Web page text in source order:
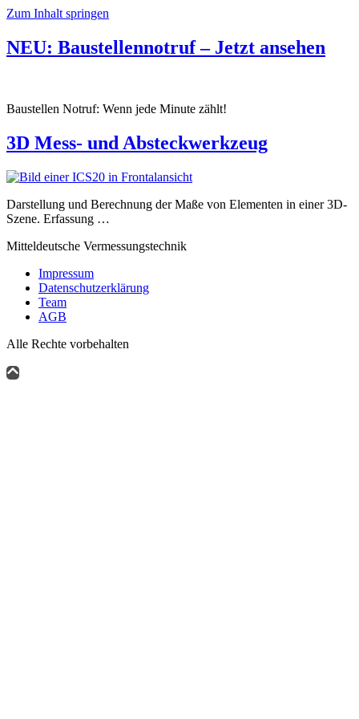
Zum Inhalt springen
NEU: Baustellennotruf – Jetzt ansehen
Baustellen Notruf: Wenn jede Minute zählt!
3D Mess- und Absteckwerkzeug
Darstellung und Berechnung der Maße von Elementen in einer 3D-
Szene. Erfassung …
Mitteldeutsche Vermessungstechnik
Impressum
Datenschutzerklärung
Team
AGB
Alle Rechte vorbehalten